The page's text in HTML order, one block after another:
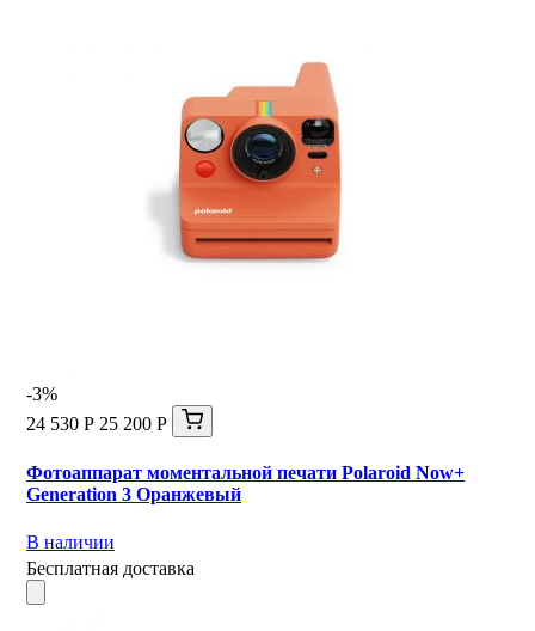
-3%
24 530 Р 25 200 Р
Фотоаппарат моментальной печати Polaroid Now+
Generation 3 Оранжевый
В наличии
Бесплатная доставка